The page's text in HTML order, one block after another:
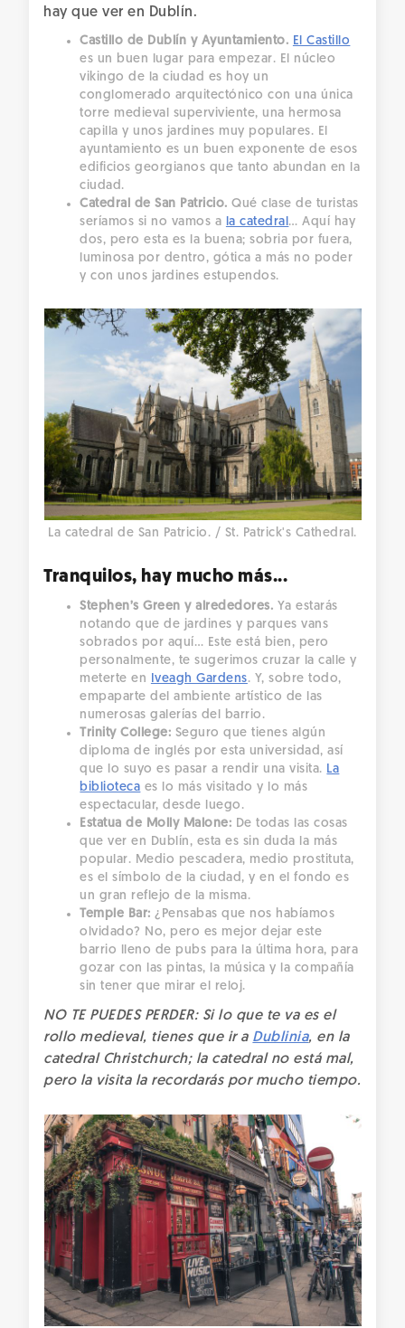
hay que ver en Dublín.
Castillo de Dublín y Ayuntamiento. El Castillo
es un buen lugar para empezar. El núcleo
vikingo de la ciudad es hoy un
conglomerado arquitectónico con una única
torre medieval superviviente, una hermosa
capilla y unos jardines muy populares. El
ayuntamiento es un buen exponente de esos
edificios georgianos que tanto abundan en la
ciudad.
Catedral de San Patricio. Qué clase de turistas
seríamos si no vamos a la catedral… Aquí hay
dos, pero esta es la buena; sobria por fuera,
luminosa por dentro, gótica a más no poder
y con unos jardines estupendos.
La catedral de San Patricio. / St. Patrick's Cathedral.
Tranquilos, hay mucho más...
Stephen’s Green y alrededores. Ya estarás
notando que de jardines y parques vans
sobrados por aquí… Este está bien, pero
personalmente, te sugerimos cruzar la calle y
meterte en Iveagh Gardens. Y, sobre todo,
empaparte del ambiente artístico de las
numerosas galerías del barrio.
Trinity College: Seguro que tienes algún
diploma de inglés por esta universidad, así
que lo suyo es pasar a rendir una visita. La
biblioteca es lo más visitado y lo más
espectacular, desde luego.
Estatua de Molly Malone: De todas las cosas
que ver en Dublín, esta es sin duda la más
popular. Medio pescadera, medio prostituta,
es el símbolo de la ciudad, y en el fondo es
un gran reflejo de la misma.
Temple Bar: ¿Pensabas que nos habíamos
olvidado? No, pero es mejor dejar este
barrio lleno de pubs para la última hora, para
gozar con las pintas, la música y la compañía
sin tener que mirar el reloj.
NO TE PUEDES PERDER: Si lo que te va es el
rollo medieval, tienes que ir a Dublinia, en la
catedral Christchurch; la catedral no está mal,
pero la visita la recordarás por mucho tiempo.